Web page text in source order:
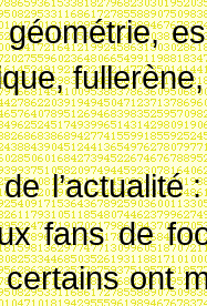
l’actualité
fans de
ont